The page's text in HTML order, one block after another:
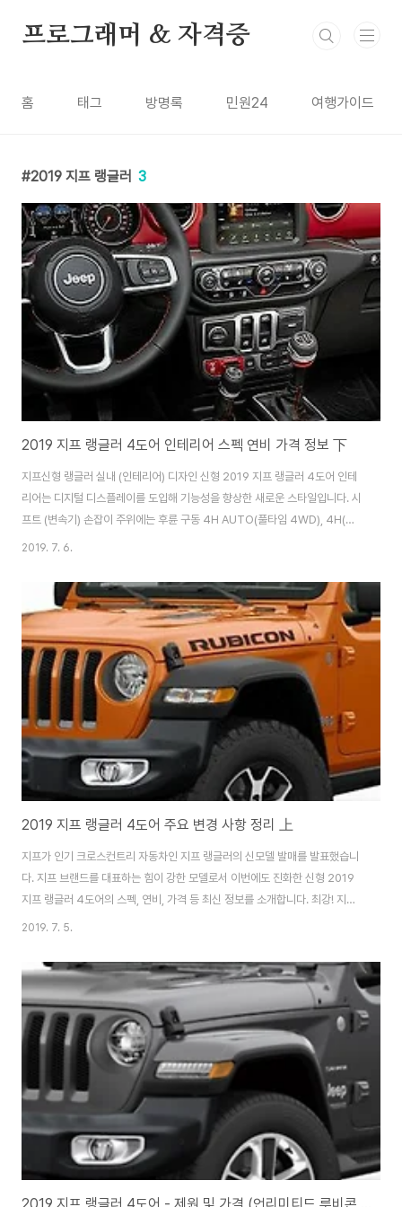
프로그래머 & 자격증
홈 태그 방명록 민원24 여행가이드
2019 지프 랭글러 3
2019 지프 랭글러 4도어 인테리어 스펙 연비 가격 정보 下
지프신형 랭글러 실내 (인테리어) 디자인 신형 2019 지프 랭글러 4도어 인테
리어는 디지털 디스플레이를 도입해 기능성을 향상한 새로운 스타일입니다. 시
프트 (변속기) 손잡이 주위에는 후륜 구동 4H AUTO(풀타임 4WD), 4H(센
터 디퍼런셜 기어(차동 기어) 고정(잠금) 장치), 4L(저속)로 전환할 수 있는 트
위치(루비콘 표준 장비)가 장착되어 빠르게 주행 시스템을 전환할 수 있습니다.
계기판과 가운데 8.4 인치 디스플레이에는 수온 등 차량의 안팎과 좌우 기울기
상황이 알기 쉽게 표시되어 주행 상태를 파악할 수 있습니다. 인포테인먼트 시
스템은 Apple CarPlay와 Android Auto를 지원하므로 스마트폰 연동도 ..
2019. 7. 6.
2019 지프 랭글러 4도어 주요 변경 사항 정리 上
지프가 인기 크로스컨트리 자동차인 지프 랭글러의 신모델 발매를 발표했습니
다. 지프 브랜드를 대표하는 힘이 강한 모델로서 이번에도 진화한 신형 2019
지프 랭글러 4도어의 스펙, 연비, 가격 등 최신 정보를 소개합니다. 최강! 지프
신형 랭글러 언리미티드 루비콘 발매!▼ 지프 신형 랭글러 언리미티드 루비콘
비콘" 발매를 발표했습니다. 지프 랭글러는 험로 주파 성능이 세일즈 포인트입
니다. 지프 차량 중에서도 특히 주행 성능을 중시한 모델로 알려져, 억센 스타일
과 높은 내구성에 팬이 많은 모델입니다. 새로운 세대의 랭글러는 2018년 11
월 풀 모델 체인지가 진화한 파워 트레인(전동기구)을 포함하여 큰 인기를 끌었
습니다. 신형 랭글러..
2019. 7. 5.